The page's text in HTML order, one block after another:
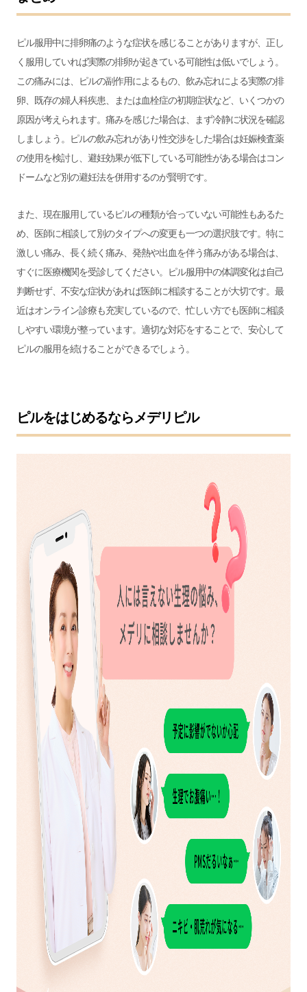
ピル服用中に排卵痛のような症状を感じることがありますが、正し
く服用していれば実際の排卵が起きている可能性は低いでしょう。
この痛みには、ピルの副作用によるもの、飲み忘れによる実際の排
卵、既存の婦人科疾患、または血栓症の初期症状など、いくつかの
原因が考えられます。痛みを感じた場合は、まず冷静に状況を確認
しましょう。ピルの飲み忘れがあり性交渉をした場合は妊娠検査薬
の使用を検討し、避妊効果が低下している可能性がある場合はコン
ドームなど別の避妊法を併用するのが賢明です。
また、現在服用しているピルの種類が合っていない可能性もあるた
め、医師に相談して別のタイプへの変更も一つの選択肢です。特に
激しい痛み、長く続く痛み、発熱や出血を伴う痛みがある場合は、
すぐに医療機関を受診してください。ピル服用中の体調変化は自己
判断せず、不安な症状があれば医師に相談することが大切です。最
近はオンライン診療も充実しているので、忙しい方でも医師に相談
しやすい環境が整っています。適切な対応をすることで、安心して
ピルの服用を続けることができるでしょう。
ピルをはじめるならメデリピル